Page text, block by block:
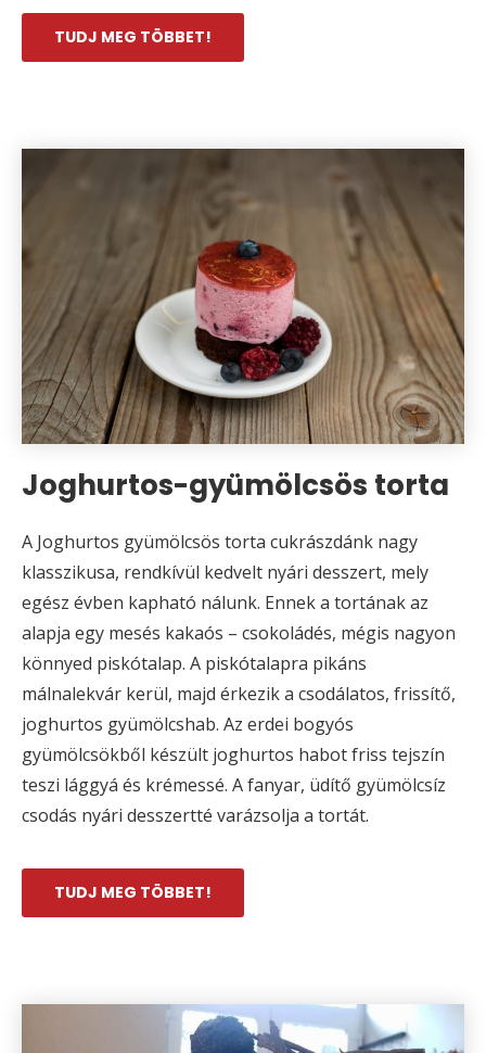
TUDJ MEG TÖBBET!
Joghurtos-gyümölcsös torta
A Joghurtos gyümölcsös torta cukrászdánk nagy
klasszikusa, rendkívül kedvelt nyári desszert, mely
egész évben kapható nálunk. Ennek a tortának az
alapja egy mesés kakaós – csokoládés, mégis nagyon
könnyed piskótalap. A piskótalapra pikáns
málnalekvár kerül, majd érkezik a csodálatos, frissítő,
joghurtos gyümölcshab. Az erdei bogyós
gyümölcsökből készült joghurtos habot friss tejszín
teszi lággyá és krémessé. A fanyar, üdítő gyümölcsíz
csodás nyári desszertté varázsolja a tortát.
TUDJ MEG TÖBBET!